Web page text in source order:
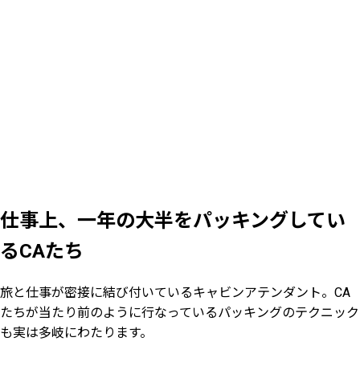
仕事上、一年の大半をパッキングしてい
るCAたち
旅と仕事が密接に結び付いているキャビンアテンダント。CA
たちが当たり前のように行なっているパッキングのテクニック
も実は多岐にわたります。